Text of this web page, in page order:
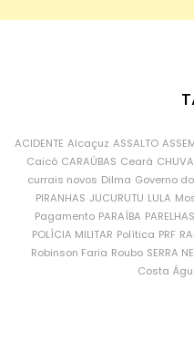
ACIDENTE Alcaçuz ASSALTO
Caicó CARAÚBAS Ceará CHUVA
currais novos Dilma Governo do
PIRANHAS JUCURUTU LULA
Pagamento PARAÍBA PARELHAS
POLÍCIA MILITAR Política PRF
Robinson Faria Roubo SERRA
Costa